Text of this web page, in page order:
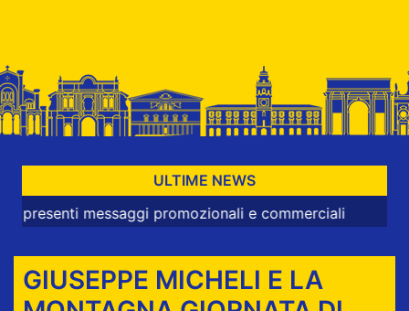
ULTIME NEWS
messaggi promozionali e commerciali
GIUSEPPE MICHELI E LA